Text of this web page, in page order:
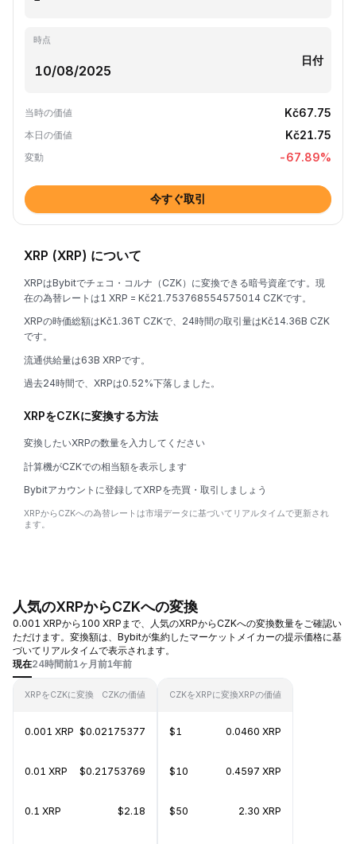
時点
日付
当時の価値 Kč67.75
本日の価値 Kč21.75
変動 -67.89%
今すぐ取引
XRP (XRP) について
XRPはBybitでチェコ・コルナ（CZK）に変換できる暗号資産です。現
在の為替レートは1 XRP = Kč21.753768554575014 CZKです。
XRPの時価総額はKč1.36T CZKで、24時間の取引量はKč14.36B CZK
です。
流通供給量は63B XRPです。
過去24時間で、XRPは0.52%下落しました。
XRPをCZKに変換する方法
変換したいXRPの数量を入力してください
計算機がCZKでの相当額を表示します
Bybitアカウントに登録してXRPを売買・取引しましょう
XRPからCZKへの為替レートは市場データに基づいてリアルタイムで更新され
ます。
人気のXRPからCZKへの変換
0.001 XRPから100 XRPまで、人気のXRPからCZKへの変換数量をご確認い
ただけます。変換額は、Bybitが集約したマーケットメイカーの提示価格に基
づいてリアルタイムで表示されます。
現在24時間前1ヶ月前1年前
XRPをCZKに変換 CZKの価値
0.001 XRP $0.02175377
0.01 XRP $0.21753769
0.1 XRP $2.18
CZKをXRPに変換XRPの価値
$1 0.0460 XRP
$10 0.4597 XRP
$50 2.30 XRP